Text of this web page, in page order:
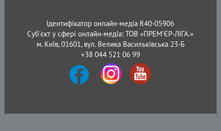
Ідентифікатор онлайн-медіа R40-05906
Суб'єкт у сфері онлайн-медіа: ТОВ «ПРЕМ’ЄР-ЛІГА.»
м. Київ, 01601, вул. Велика Васильківська 23-Б
+38 044 521 06 99